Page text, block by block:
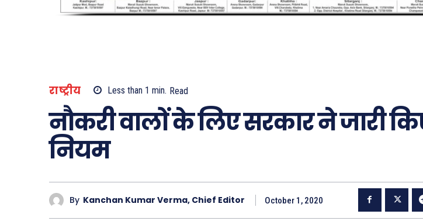
राष्ट्रीय Less than 1 min. Read
नौकरी वालों के लिए सरकार ने जारी
नियम
By Kanchan Kumar Verma, Chief Editor October 1, 2020